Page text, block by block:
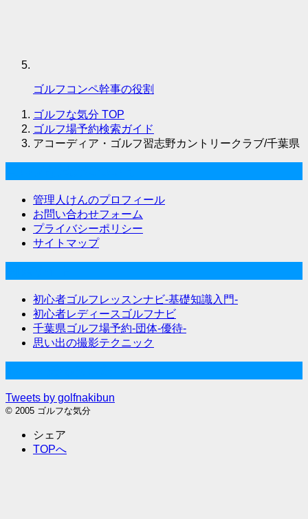
ゴルフコンペ幹事の役割
ゴルフな気分 TOP
ゴルフ場予約検索ガイド
アコーディア・ゴルフ習志野カントリークラブ/千葉県
管理人けんのプロフィール
お問い合わせフォーム
プライバシーポリシー
サイトマップ
初心者ゴルフレッスンナビ-基礎知識入門-
初心者レディースゴルフナビ
千葉県ゴルフ場予約-団体-優待-
思い出の撮影テクニック
Tweets by golfnakibun
© 2005 ゴルフな気分
シェア
TOPへ